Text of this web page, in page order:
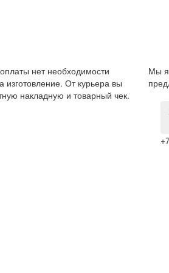
прямым производителем,
низкую цену без дополнительных